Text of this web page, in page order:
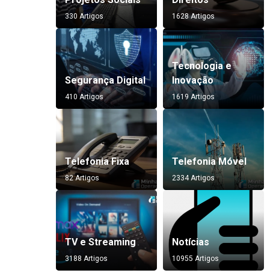
330 Artigos 1628 Artigos
Segurança Digital
410 Artigos
Tecnologia e
Inovação
1619 Artigos
Telefonia Fixa
82 Artigos
Telefonia Móvel
2334 Artigos
TV e Streaming
3188 Artigos
Notícias
10955 Artigos